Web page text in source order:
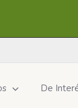
De